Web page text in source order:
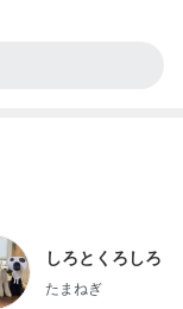
しろとくろしろ
たまねぎ